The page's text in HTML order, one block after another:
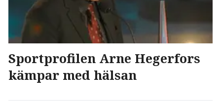
Sportprofilen Arne Hegerfors
kämpar med hälsan